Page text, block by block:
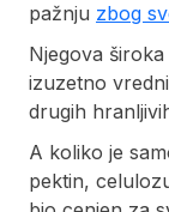
pažnju zbog
Njegova
izuzetno
drugih
A koliko je
pektin,